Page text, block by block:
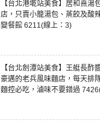
【台北港墘站美食】居和熹湯
店，只賣小籠湯包、蒸餃及酸
變餐館 6211(線上：3)
【台北劍潭站美食】王艇長酢
豪邁的老兵風味麵店，每天排
麵控必吃，滷味不要錯過